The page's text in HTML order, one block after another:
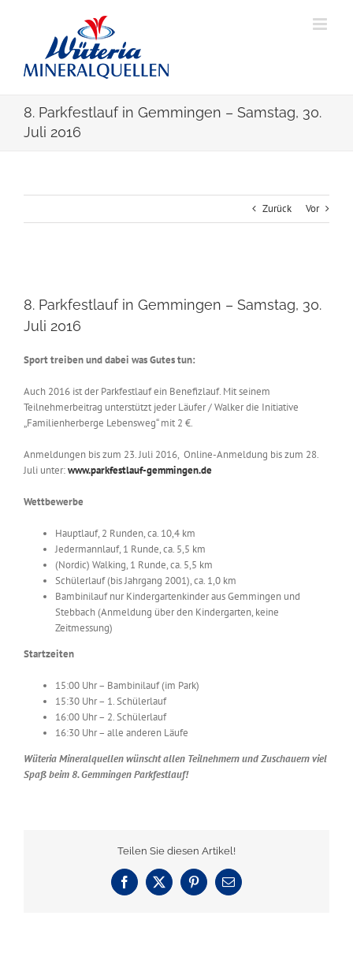
8. Parkfestlauf in Gemmingen – Samstag, 30.
Juli 2016
Zurück Vor
Bild
8. Parkfestlauf in Gemmingen – Samstag, 30.
Juli 2016
Sport treiben und dabei was Gutes tun:
Auch 2016 ist der Parkfestlauf ein Benefizlauf. Mit seinem
Teilnehmerbeitrag unterstützt jeder Läufer / Walker die Initiative
„Familienherberge Lebensweg“ mit 2 €.
Anmeldungen bis zum 23. Juli 2016, Online-Anmeldung bis zum 28.
Juli unter:www.parkfestlauf-gemmingen.de
Wettbewerbe
Hauptlauf, 2 Runden, ca. 10,4 km
Jedermannlauf, 1 Runde, ca. 5,5 km
(Nordic) Walking, 1 Runde, ca. 5,5 km
Schülerlauf (bis Jahrgang 2001), ca. 1,0 km
Bambinilauf nur Kindergartenkinder aus Gemmingen und
Stebbach (Anmeldung über den Kindergarten, keine
Zeitmessung)
Startzeiten
15:00 Uhr – Bambinilauf (im Park)
15:30 Uhr – 1. Schülerlauf
16:00 Uhr – 2. Schülerlauf
16:30 Uhr – alle anderen Läufe
Wüteria Mineralquellen wünscht allen Teilnehmern und Zuschauern viel
Spaß beim 8. Gemmingen Parkfestlauf!
Teilen Sie diesen Artikel!
Facebook
X PinterestE-
Mail